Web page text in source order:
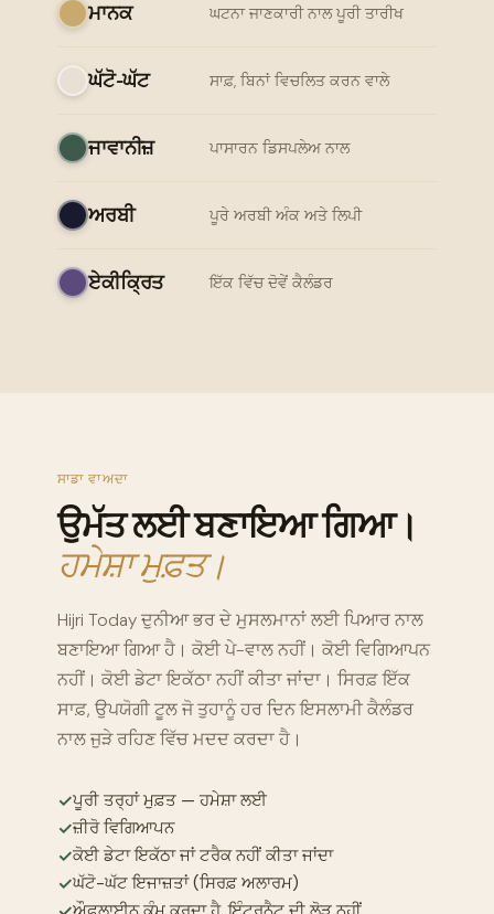
ਮਾਨਕ ਘਟਨਾ ਜਾਣਕਾਰੀ ਨਾਲ ਪੂਰੀ ਤਾਰੀਖ
ਘੱਟੋ-ਘੱਟ ਸਾਫ਼, ਬਿਨਾਂ ਵਿਚਲਿਤ ਕਰਨ ਵਾਲੇ
ਜਾਵਾਨੀਜ਼ ਪਾਸਾਰਨ ਡਿਸਪਲੇਅ ਨਾਲ
ਅਰਬੀ ਪੂਰੇ ਅਰਬੀ ਅੰਕ ਅਤੇ ਲਿਪੀ
ਏਕੀਕ੍ਰਿਤ ਇੱਕ ਵਿੱਚ ਦੋਵੇਂ ਕੈਲੰਡਰ
ਸਾਡਾ ਵਾਅਦਾ
ਉਮੱਤ ਲਈ ਬਣਾਇਆ ਗਿਆ।
ਹਮੇਸ਼ਾ ਮੁਫ਼ਤ।
Hijri Today ਦੁਨੀਆ ਭਰ ਦੇ ਮੁਸਲਮਾਨਾਂ ਲਈ ਪਿਆਰ ਨਾਲ
ਬਣਾਇਆ ਗਿਆ ਹੈ। ਕੋਈ ਪੇ-ਵਾਲ ਨਹੀਂ। ਕੋਈ ਵਿਗਿਆਪਨ
ਨਹੀਂ। ਕੋਈ ਡੇਟਾ ਇਕੱਠਾ ਨਹੀਂ ਕੀਤਾ ਜਾਂਦਾ। ਸਿਰਫ਼ ਇੱਕ
ਸਾਫ਼, ਉਪਯੋਗੀ ਟੂਲ ਜੋ ਤੁਹਾਨੂੰ ਹਰ ਦਿਨ ਇਸਲਾਮੀ ਕੈਲੰਡਰ
ਨਾਲ ਜੁੜੇ ਰਹਿਣ ਵਿੱਚ ਮਦਦ ਕਰਦਾ ਹੈ।
✓ਪੂਰੀ ਤਰ੍ਹਾਂ ਮੁਫ਼ਤ — ਹਮੇਸ਼ਾ ਲਈ
✓ਜ਼ੀਰੋ ਵਿਗਿਆਪਨ
✓ਕੋਈ ਡੇਟਾ ਇਕੱਠਾ ਜਾਂ ਟਰੈਕ ਨਹੀਂ ਕੀਤਾ ਜਾਂਦਾ
✓ਘੱਟੋ-ਘੱਟ ਇਜਾਜ਼ਤਾਂ (ਸਿਰਫ਼ ਅਲਾਰਮ)